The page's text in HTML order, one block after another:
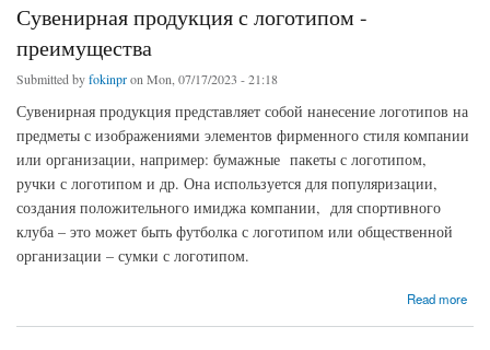
Сувенирная продукция с логотипом -
преимущества
Submitted byfokinpron Mon, 07/17/2023 - 21:18
Сувенирная продукция представляет собой нанесение логотипов на
предметы с изображениями элементов фирменного стиля компании
или организации, например: бумажные пакеты с логотипом,
ручки с логотипом и др. Она используется для популяризации,
создания положительного имиджа компании, для спортивного
клуба – это может быть футболка с логотипом или общественной
организации – сумки с логотипом.
Read more